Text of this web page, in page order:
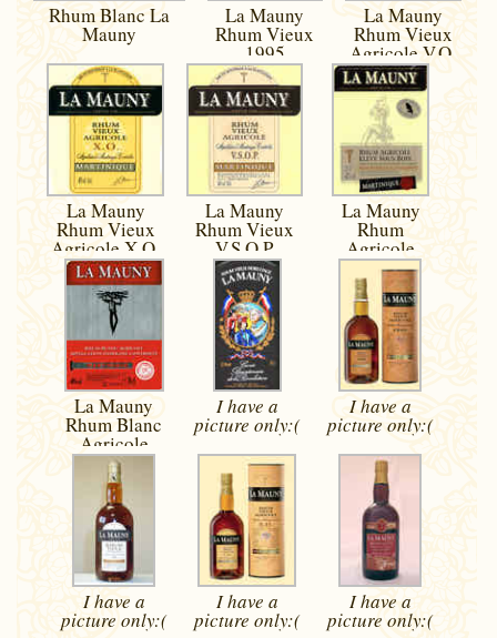
Rhum Blanc La
Mauny
La Mauny
Rhum Vieux
1995
La Mauny
Rhum Vieux
Agricole V.O.
La Mauny
Rhum Vieux
Agricole X.O.
La Mauny
Rhum Vieux
V.S.O.P.
La Mauny
Rhum
Agricole
Eleve Sous
Bois
La Mauny
Rhum Blanc
Agricole
I have a
picture only:(
I have a
picture only:(
I have a
picture only:(
I have a
picture only:(
I have a
picture only:(